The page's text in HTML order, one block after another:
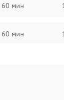
60 мин
60 мин